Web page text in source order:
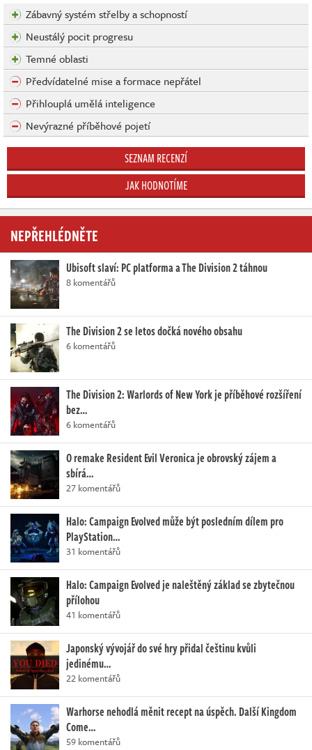
Zábavný systém střelby a schopností
Neustálý pocit progresu
Temné oblasti
Předvídatelné mise a formace nepřátel
Přihlouplá umělá inteligence
Nevýrazné příběhové pojetí
SEZNAM RECENZÍ
JAK HODNOTÍME
NEPŘEHLÉDNĚTE
Ubisoft slaví: PC platforma a The Division 2 táhnou
8 komentářů
The Division 2 se letos dočká nového obsahu
6 komentářů
The Division 2: Warlords of New York je příběhové rozšíření
bez…
6 komentářů
O remake Resident Evil Veronica je obrovský zájem a
sbírá…
27 komentářů
Halo: Campaign Evolved může být posledním dílem pro
PlayStation…
31 komentářů
Halo: Campaign Evolved je naleštěný základ se zbytečnou
přílohou
41 komentářů
Japonský vývojář do své hry přidal češtinu kvůli
jedinému…
22 komentářů
Warhorse nehodlá měnit recept na úspěch. Další Kingdom
Come…
59 komentářů